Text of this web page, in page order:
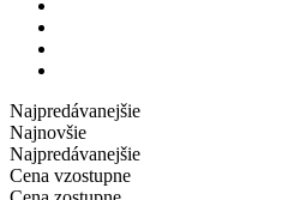
Najpredávanejšie
Najnovšie
Najpredávanejšie
Cena vzostupne